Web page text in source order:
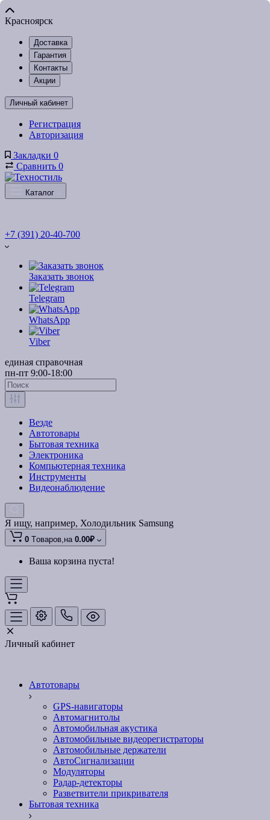
Красноярск
Доставка
Гарантия
Контакты
Акции
Личный кабинет
Регистрация
Авторизация
Закладки 0
Сравнить 0
Каталог
+7 (391) 20-40-700
Заказать звонок
Telegram
WhatsApp
Viber
единая справочная
пн-пт 9:00-18:00
Везде
Автотовары
Бытовая техника
Электроника
Компьютерная техника
Инструменты
Видеонаблюдение
Я ищу, например, Холодильник Samsung
0 Tоваров,на 0.00₽
Ваша корзина пуста!
Личный кабинет
Автотовары
GPS-навигаторы
Автомагнитолы
Автомобильная акустика
Автомобильные видеорегистраторы
Автомобильные держатели
АвтоСигнализации
Модуляторы
Радар-детекторы
Разветвители прикривателя
Бытовая техника